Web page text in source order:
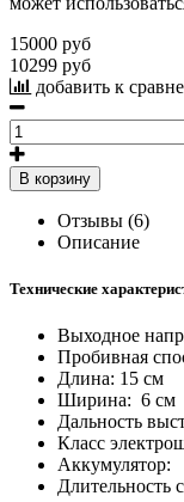
15000 руб
10299 руб
добавить к
В корзину
Отзывы (6)
Описание
Технические
Выходное
Пробивная
Длина: 15 см
Ширина: 6 см
Дальность
Класс
Аккумулятор:
Длительность